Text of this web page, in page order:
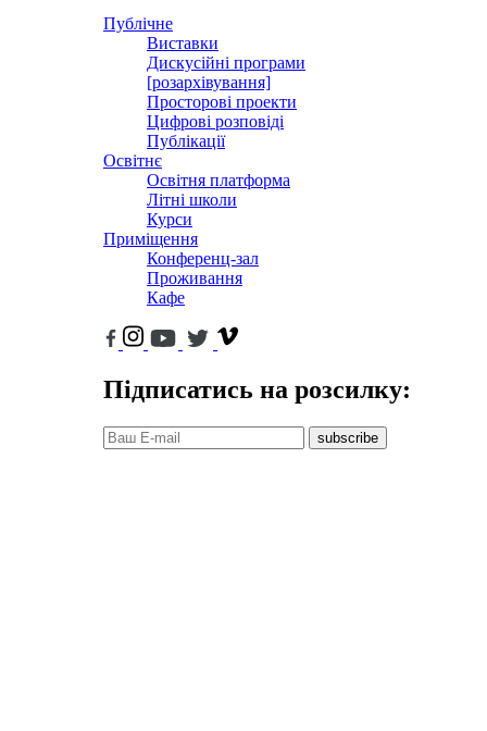
Публічне
Виставки
Дискусійні програми
[розархівування]
Просторові проекти
Цифрові розповіді
Публікації
Освітнє
Освітня платформа
Літні школи
Курси
Приміщення
Конференц-зал
Проживання
Кафе
Підписатись на розсилку:
subscribe